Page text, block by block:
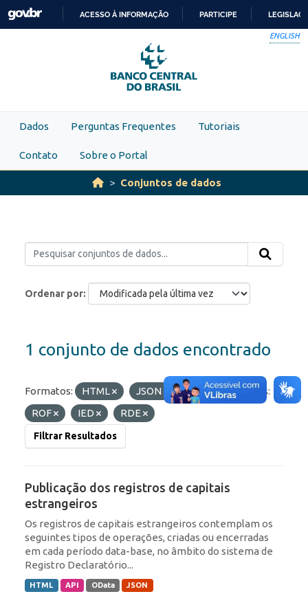
Skip to main content
PARA
O
CONTEÚDO
ACESSO À INFORMAÇÃO PARTICIPE
ENGLISH
Dados Perguntas Frequentes Tutoriais
Contato Sobre o Portal
Conjuntos de dados
Ordenar por
1 conjunto de dados encontrado
Formatos: HTML JSON API
Etiquetas:
ROF
IED RDE
Filtrar Resultados
Publicação dos registros de capitais
estrangeiros
Os registros de capitais estrangeiros contemplam os
seguintes tipos de operações, criadas ou encerradas
em cada período data-base, no âmbito do sistema de
Registro Declaratório...
HTML API OData JSON